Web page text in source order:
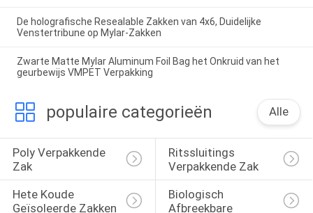
De holografische Resealable Zakken van 4x6, Duidelijke
Venstertribune op Mylar-Zakken
Zwarte Matte Mylar Aluminum Foil Bag het Onkruid van het
geurbewijs VMPET Verpakking
populaire categorieën Alle
Poly Verpakkende
Zak
Ritssluitings
Verpakkende Zak
Hete Koude
Geïsoleerde Zakken
Biologisch
Afbreekbare